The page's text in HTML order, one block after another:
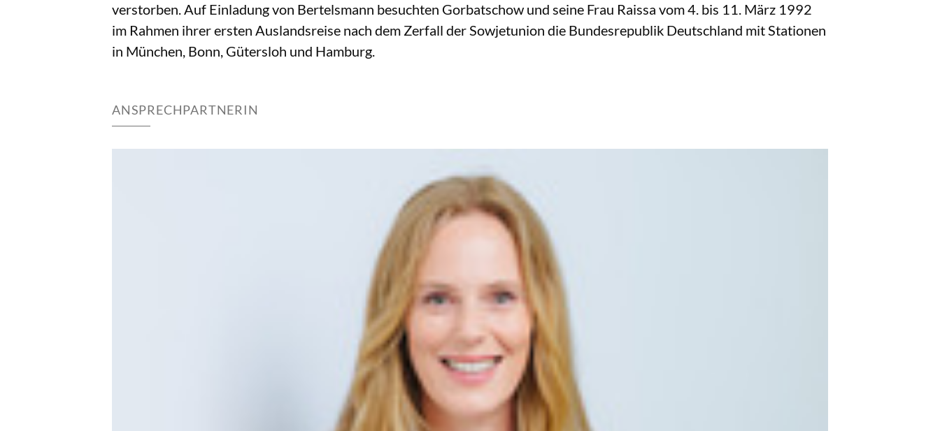
verstorben. Auf Einladung von Bertelsmann besuchten Gorbatschow und seine Frau Raissa vom 4. bis 11. März 1992
im Rahmen ihrer ersten Auslandsreise nach dem Zerfall der Sowjetunion die Bundesrepublik Deutschland mit Stationen
in München, Bonn, Gütersloh und Hamburg.
ANSPRECHPARTNERIN